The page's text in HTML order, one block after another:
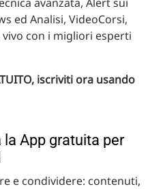
ed Analisi, VideoCorsi,
con i migliori esperti
iscriviti ora usando
App gratuita per
e condividere: contenuti,